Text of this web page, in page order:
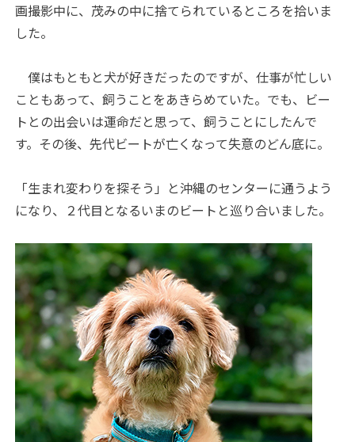
画撮影中に、茂みの中に捨てられているところを拾いま
した。
僕はもともと犬が好きだったのですが、仕事が忙しい
こともあって、飼うことをあきらめていた。でも、ビー
トとの出会いは運命だと思って、飼うことにしたんで
す。その後、先代ビートが亡くなって失意のどん底に。
「生まれ変わりを探そう」と沖縄のセンターに通うよう
になり、２代目となるいまのビートと巡り合いました。